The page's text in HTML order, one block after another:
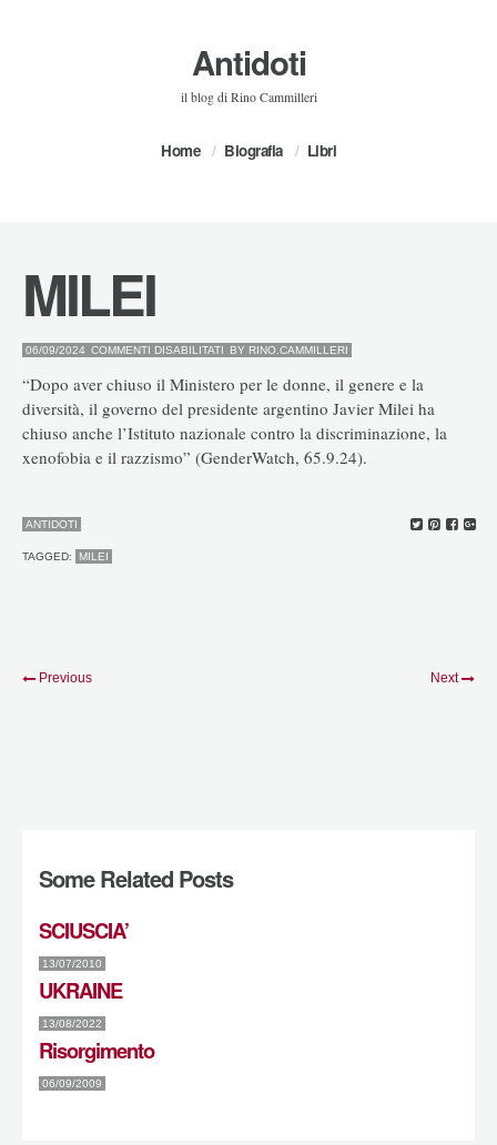
Antidoti
il blog di Rino Cammilleri
Home Biografia Libri
MILEI
06/09/2024 COMMENTI DISABILITATI SU
BY RINO.CAMMILLERI
“Dopo aver chiuso il Ministero per le donne, il genere e la
diversità, il governo del presidente argentino Javier Milei ha
chiuso anche l’Istituto nazionale contro la discriminazione, la
xenofobia e il razzismo” (GenderWatch, 65.9.24).
ANTIDOTI
TAGGED: MILEI
Previous Next
Some Related Posts
SCIUSCIA’
13/07/2010
UKRAINE
13/08/2022
Risorgimento
06/09/2009